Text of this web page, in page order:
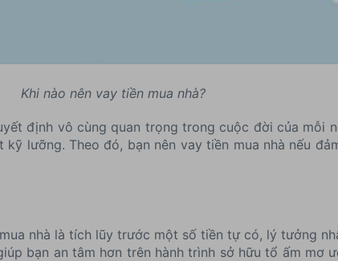
Khi nào nên vay tiền mua nhà?
định vô cùng quan trọng trong cuộc đời của mỗi
lưỡng. Theo đó, bạn nên vay tiền mua nhà nếu
nhà là tích lũy trước một số tiền tự có, lý tưởng
bạn an tâm hơn trên hành trình sở hữu tổ ấm mơ